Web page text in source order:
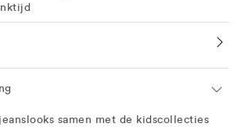
samen met de kidscollecties